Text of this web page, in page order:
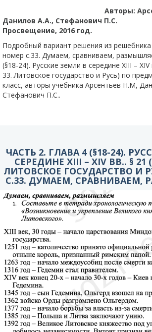
Авторы:
Данилов А.А., Стефанович П.С.
Просвещение, 2016 год.
Подробный вариант решения из
номер с.33. Думаем, сравниваем,
(§18-24). Русские земли в середине XIII –
33. Литовское государство и Русь) по
класс, авторы учебника Арсентьев Н.М,
Стефанович П.С..
ЧАСТЬ 2. ГЛАВА 4 (§18-24).
СЕРЕДИНЕ XIII – XIV ВВ.. § 21
ЛИТОВСКОЕ ГОСУДАРСТВО И
С.33. ДУМАЕМ, СРАВНИВАЕМ,